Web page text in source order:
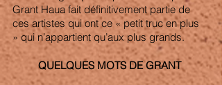
Grant Haua fait définitivement partie de
ces artistes qui ont ce « petit truc en plus
» qui n’appartient qu’aux plus grands.
QUELQUES MOTS DE GRANT